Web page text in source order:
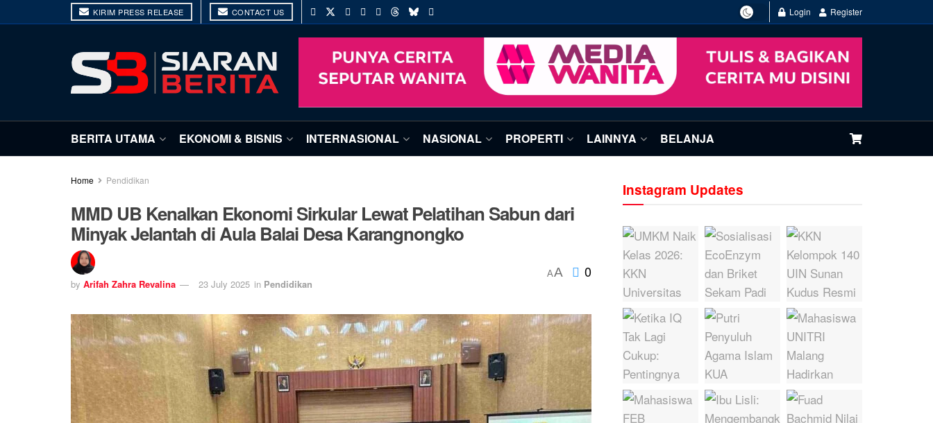
KIRIM PRESS RELEASE CONTACT US Login Register
BERITA UTAMA EKONOMI & BISNIS INTERNASIONAL NASIONAL PROPERTI LAINNYA BELANJA
Home Pendidikan
MMD UB Kenalkan Ekonomi Sirkular Lewat Pelatihan Sabun dari
Minyak Jelantah di Aula Balai Desa Karangnongko
by Arifah Zahra Revalina 23 July 2025 in Pendidikan
AA 0
Instagram Updates